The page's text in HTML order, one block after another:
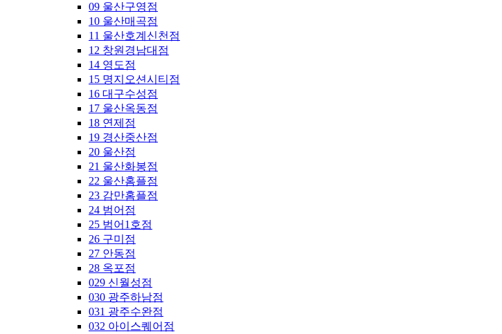
09 울산구영점
10 울산매곡점
11 울산호계신천점
12 창원경남대점
14 영도점
15 명지오션시티점
16 대구수성점
17 울산옥동점
18 연제점
19 경산중산점
20 울산점
21 울산화봉점
22 울산홈플점
23 감만홈플점
24 범어점
25 범어1호점
26 구미점
27 안동점
28 옥포점
029 신월성점
030 광주하남점
031 광주수완점
032 아이스퀘어점